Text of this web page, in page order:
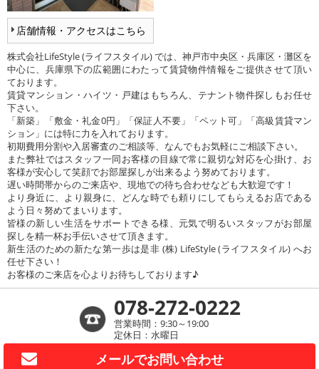
店舗情報・アクセスはこちら
株式会社LifeStyle (ライフスタイル) では、神戸市中央区・兵庫区・灘区を
中心に、兵庫県下の広範囲にわたって賃貸物件情報をご提供させて頂い
ております。
賃貸マンション・ハイツ・戸建はもちろん、テナント物件探しもお任せ
下さい。
「新築」「敷金・礼金0円」「保証人不要」「ペット可」「高級賃貸マン
ション」には特に力を入れております。
初期費用分割や入居審査のご相談等、なんでもお気軽にご相談下さい。
また弊社ではスタッフ一同お客様の目線で常に親切な対応を心掛け、お
客様が安心して笑顔でお部屋探しが出来るよう努めております。
遅い時間帯からのご来店や、現地での待ち合わせなども大歓迎です！
より身近に、より親身に、どんな時でも頼りにしてもらえるお店である
よう日々努めてまいります。
皆様の新しい生活をサポートできる様、元気で明るいスタッフがお部屋
探しを精一杯お手伝いさせて頂きます。
新生活のための新たな第一歩は是非 (株) LifeStyle (ライフスタイル) へお
任せ下さい！
お客様のご来店を心よりお待ちしております♪
078-272-0222
営業時間：9:30～19:00
定休日：水曜日
メールでお問い合わせ